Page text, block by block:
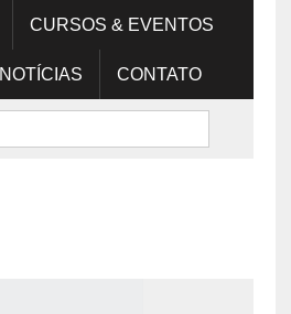
CURSOS & EVENTOS
NOTÍCIAS CONTATO